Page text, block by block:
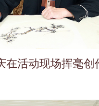
在活动现场挥毫创